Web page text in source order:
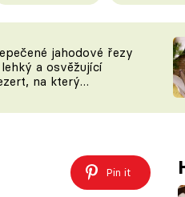
ČASOPIS
jahodové řezy
a osvěžující
na který
Pin it